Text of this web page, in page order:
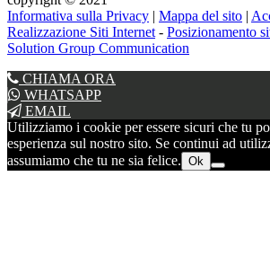
Informativa sulla Privacy | Mappa del sito |
Realizzazione Siti Internet - Posizionamento
Solution Group Communication
CHIAMA ORA
WHATSAPP
EMAIL
Utilizziamo i cookie per essere sicuri che tu
esperienza sul nostro sito. Se continui ad
assumiamo che tu ne sia felice. Ok